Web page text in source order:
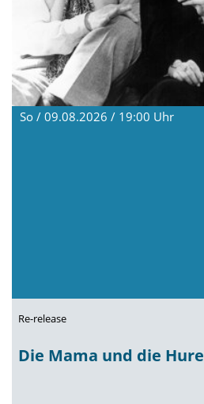
So / 09.08.2026 / 19:00 Uhr
Re-release
Die Mama und die Hure